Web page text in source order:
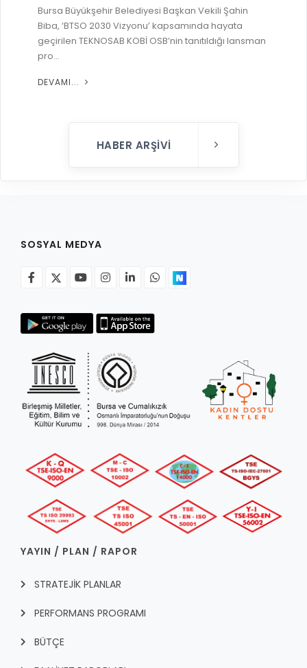
YÖNETMELIKLER / YÖNERGELER
KAMU HİZMET STANDARTLARI (KAHİS)
RUHSATLI HAFRİYAT ALANLARI
ŞİKAYET TAKİBİ (KURUMLAR)
MÜHENDİS, MİMAR VE SÜRVEYAN KAYITLARI (İLÇE
MÜHENDİS, MİMAR VE SÜRVEYAN KAYITLARI
YER SEÇİM BELGESİ, MOBİL VE SAHA DOLABI BAŞVURULARI
GÜNLÜK KAZI ÇALIŞMALARI
Bursa Büyükşehir Belediyesi Başkan Vekili Şahin
Biba, ‘BTSO 2030 Vizyonu’ kapsamında hayata
geçirilen TEKNOSAB KOBİ OSB’nin tanıtıldığı lansman
pro...
DEVAMI...
HABER ARŞIVI
SOSYAL MEDYA
YAYIN / PLAN / RAPOR
STRATEJİK PLANLAR
PERFORMANS PROGRAMI
BÜTÇE